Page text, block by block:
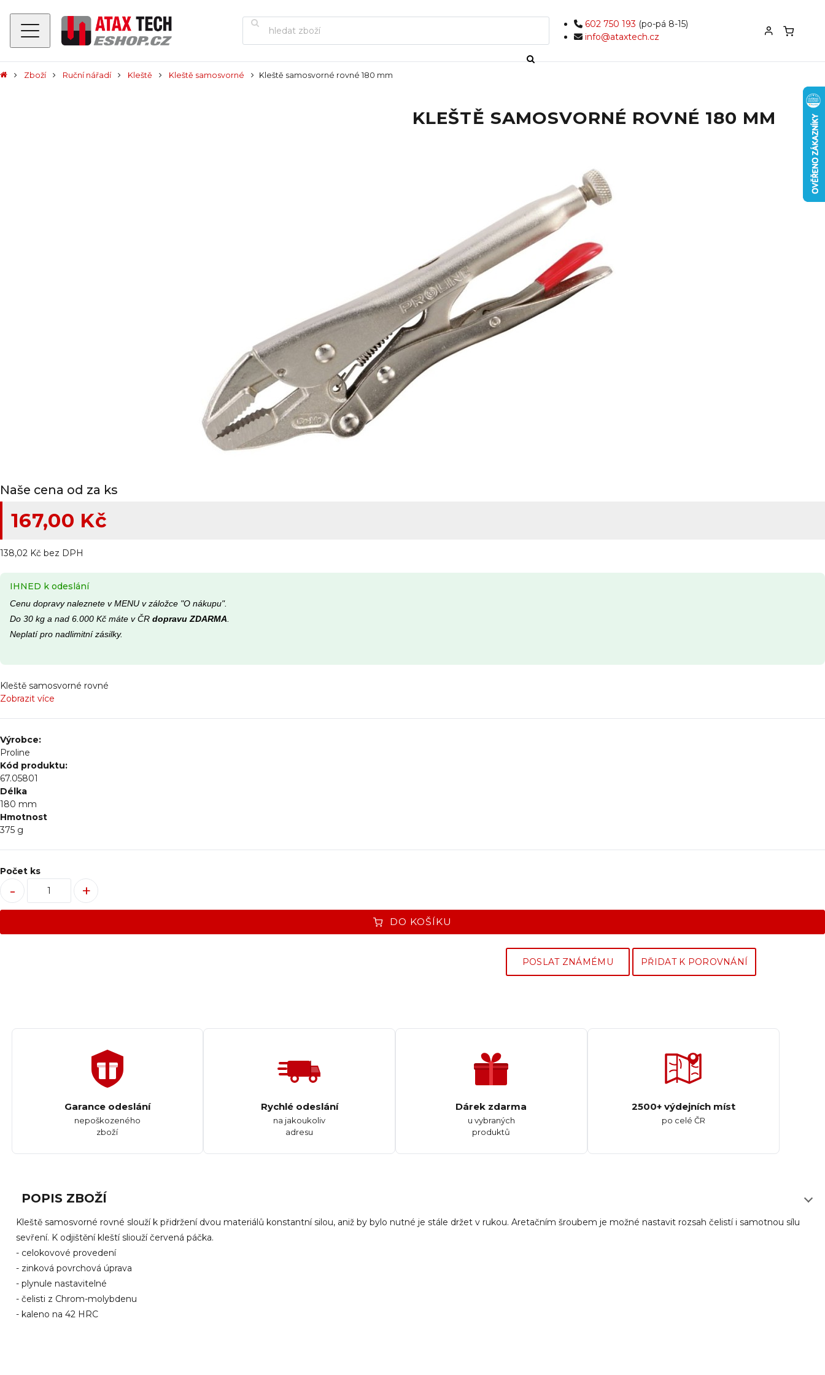
602 750 193 (po-pá 8-15)
info@ataxtech.cz
Zboží Ruční nářadí Kleště Kleště samosvorné Kleště samosvorné rovné 180 mm
KLEŠTĚ SAMOSVORNÉ ROVNÉ 180 MM
Naše cena od za ks
167,00 Kč
138,02 Kč bez DPH
IHNED k odeslání
Cenu dopravy naleznete v MENU v záložce "O nákupu".
Do 30 kg a nad 6.000 Kč máte v ČR dopravu ZDARMA
Neplatí pro nadlimitní zásilky.
Kleště samosvorné rovné
Zobrazit více
Výrobce:
Proline
Kód produktu:
67.05801
Délka
180 mm
Hmotnost
375 g
DO KOŠÍKU
Počet ks
+
-
POSLAT ZNÁMÉMU PŘIDAT K POROVNÁNÍ
Garance odeslání
nepoškozeného
zboží
Rychlé odeslání
na jakoukoliv
adresu
Dárek zdarma
u vybraných
produktů
2500+ výdejních míst
po celé ČR
POPIS ZBOŽÍ
Kleště samosvorné rovné slouží k přidržení dvou materiálů konstantní silou, aniž by bylo nutné je stále držet v rukou. Aretačním šroubem je možné nastavit rozsah čelistí i samotnou sílu
sevření. K odjištění kleští sliouží červená páčka.
- celokovové provedení
- zinková povrchová úprava
- plynule nastavitelné
- čelisti z Chrom-molybdenu
- kaleno na 42 HRC